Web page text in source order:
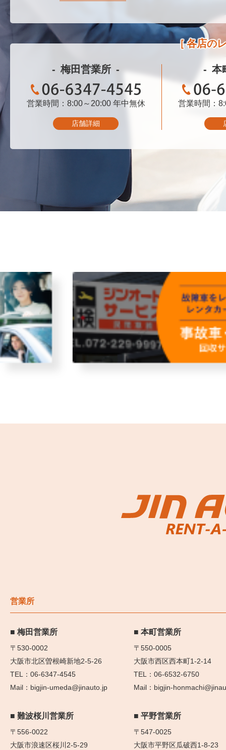
各店の
梅田営業所
06-6347-4545
営業時間：8:00～20:00 年中無休
店舗詳細
本
営業時間：
営業所
梅田営業所
〒530-0002
大阪市北区曽根崎新地2-5-26
06-6347-4545
bigjin-umeda@jinauto.jp
本町営業所
〒550-0005
大阪市西区西本町1-2-14
06-6532-6750
bigjin-
難波桜川営業所
〒556-0022
大阪市浪速区桜川2-5-29
平野営業所
〒547-0025
大阪市平野区瓜破西1-8-23